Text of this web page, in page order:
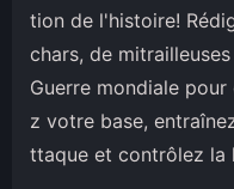
tion de l'histoire!
chars, de
Guerre mondiale
z votre base,
ttaque et contrôlez la